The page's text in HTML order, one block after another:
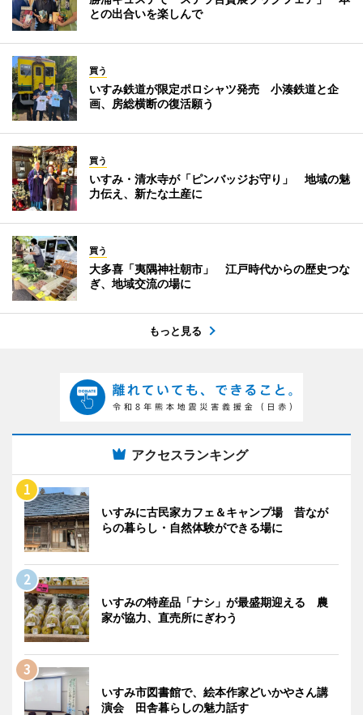
との出合いを楽しんで
買う
いすみ鉄道が限定ポロシャツ発売 小湊鉄道と企
画、房総横断の復活願う
買う
いすみ・清水寺が「ピンバッジお守り」 地域の魅
力伝え、新たな土産に
買う
大多喜「夷隅神社朝市」 江戸時代からの歴史つな
ぎ、地域交流の場に
もっと見る
アクセスランキング
いすみに古民家カフェ＆キャンプ場 昔なが
らの暮らし・自然体験ができる場に
いすみの特産品「ナシ」が最盛期迎える 農
家が協力、直売所にぎわう
いすみ市図書館で、絵本作家どいかやさん講
演会 田舎暮らしの魅力話す